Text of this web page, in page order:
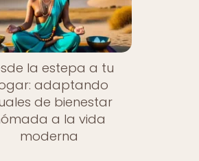
la estepa a tu
adaptando
de bienestar
a la vida
moderna